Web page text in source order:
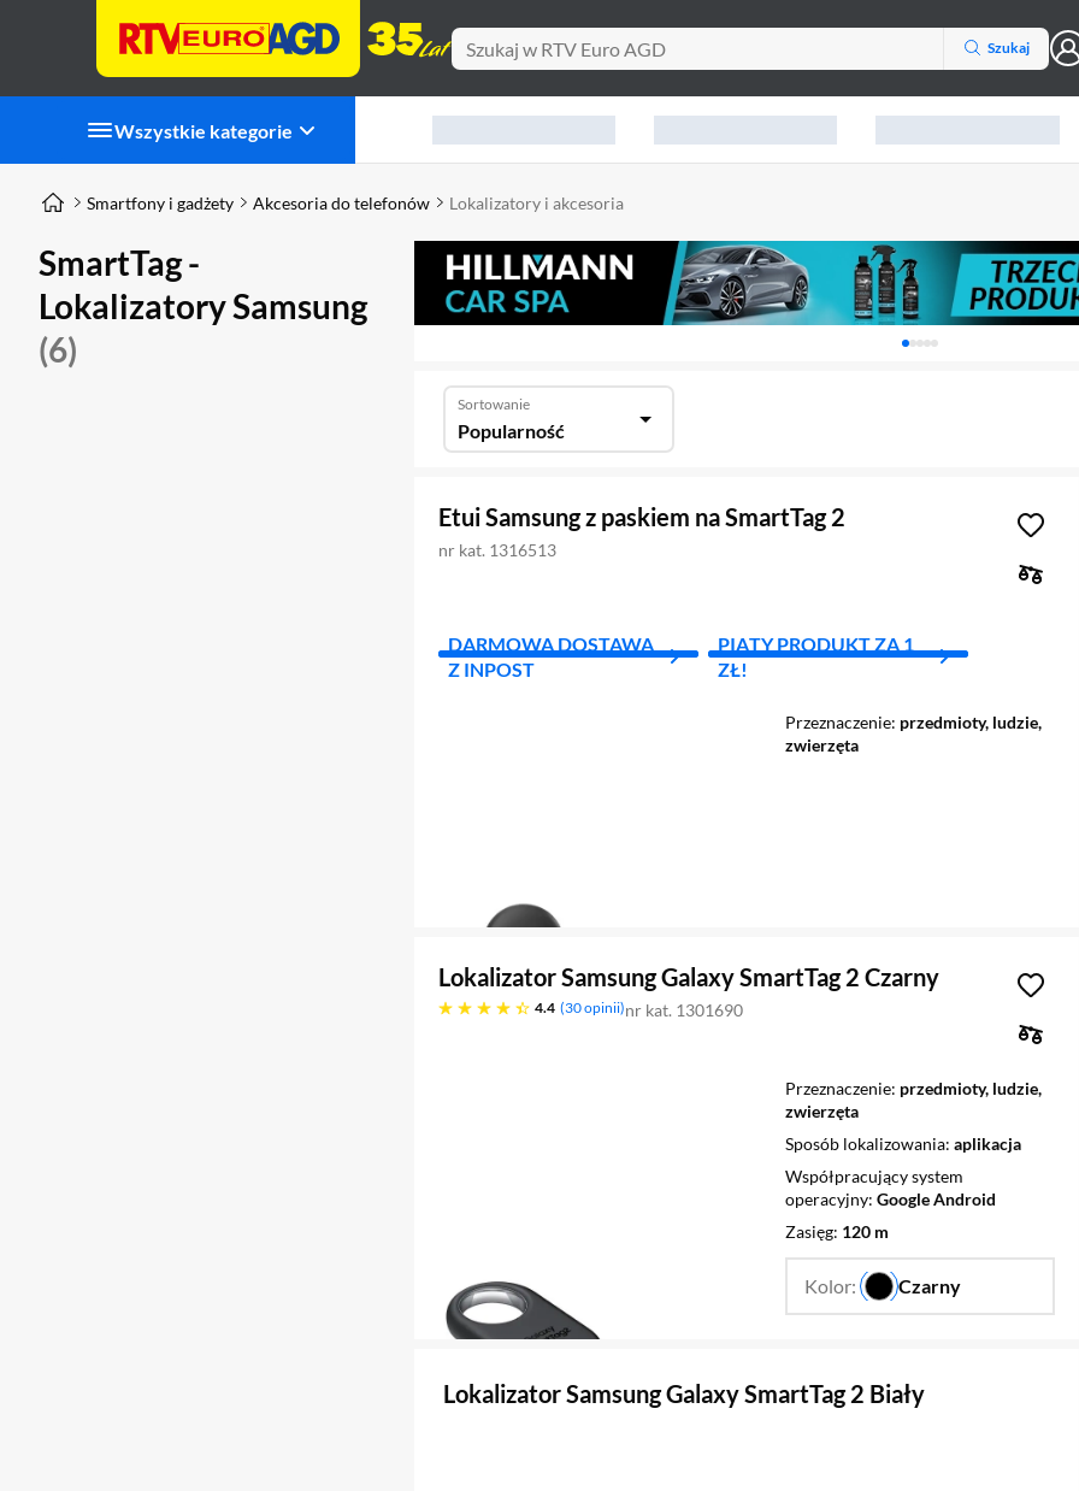
Szukaj
Wszystkie kategorie
Karuzela z banerami,
Smartfony i gadżety Akcesoria do telefonów Lokalizatory i akcesoria
SmartTag -
Lokalizatory Samsung
(6)
Sortowanie
Popularność
Etui Samsung z paskiem na SmartTag 2
nr kat. 1316513
DARMOWA DOSTAWA
Z INPOST
PIĄTY PRODUKT ZA 1
ZŁ!
Przeznaczenie przedmioty, ludzie,
zwierzęta
Lokalizator Samsung Galaxy SmartTag 2 Czarny
4.4
4.4 gwiazdek 30 opinii nr kat. 1301690
Przeznaczenie przedmioty, ludzie,
zwierzęta
Sposób lokalizowania aplikacja
Współpracujący system
operacyjny Google Android
Zasięg 120 m
Kolor: Czarny
…
Lokalizator Samsung Galaxy SmartTag 2 Biały